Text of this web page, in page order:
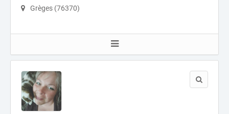
Grèges (76370)